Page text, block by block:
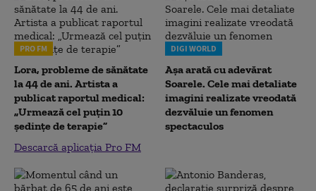
PRO FM
Lora, probleme de sănătate
la 44 de ani. Artista a
publicat raportul medical:
„Urmează cel puțin 10
ședințe de terapie”
Descarcă aplicația Pro FM
DIGI WORLD
Așa arată cu adevărat
Soarele. Cele mai detaliate
imagini realizate vreodată
dezvăluie un fenomen
spectaculos